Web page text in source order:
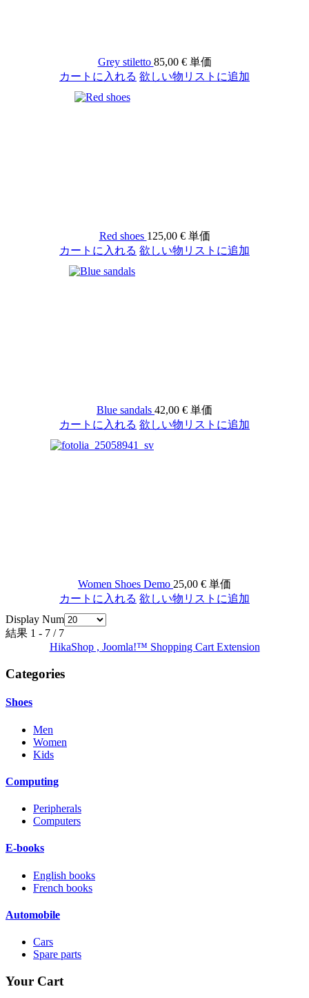
Grey stiletto 85,00 € 単価
カートに入れる 欲しい物リストに追加
Red shoes 125,00 € 単価
カートに入れる 欲しい物リストに追加
Blue sandals 42,00 € 単価
カートに入れる 欲しい物リストに追加
Women Shoes Demo 25,00 € 単価
カートに入れる 欲しい物リストに追加
Display Num
結果 1 - 7 / 7
HikaShop , Joomla!™ Shopping Cart Extension
Categories
Shoes
Men
Women
Kids
Computing
Peripherals
Computers
E-books
English books
French books
Automobile
Cars
Spare parts
Your Cart